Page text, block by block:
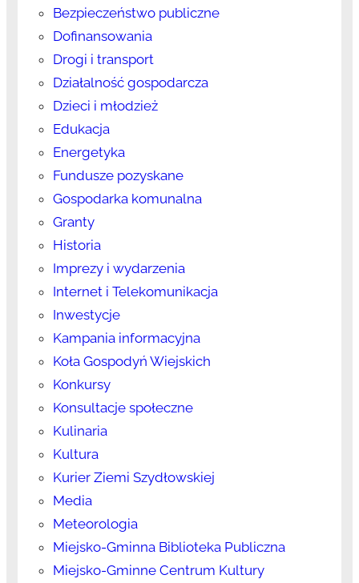
Bezpieczeństwo publiczne
Dofinansowania
Drogi i transport
Działalność gospodarcza
Dzieci i młodzież
Edukacja
Energetyka
Fundusze pozyskane
Gospodarka komunalna
Granty
Historia
Imprezy i wydarzenia
Internet i Telekomunikacja
Inwestycje
Kampania informacyjna
Koła Gospodyń Wiejskich
Konkursy
Konsultacje społeczne
Kulinaria
Kultura
Kurier Ziemi Szydłowskiej
Media
Meteorologia
Miejsko-Gminna Biblioteka Publiczna
Miejsko-Gminne Centrum Kultury